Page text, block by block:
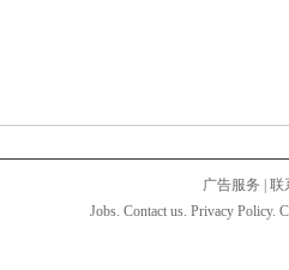
广告服务
联
Jobs. Contact us. Privacy Policy.